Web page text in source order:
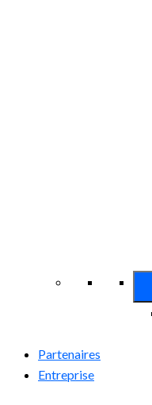
Partenaires
Entreprise